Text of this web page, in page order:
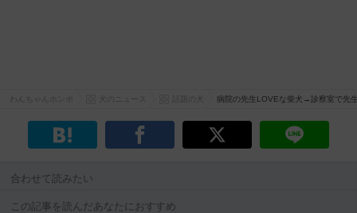
病院の先生LOVEな柴犬→診察室で先
合わせて読みたい
この記事を読んだあなたにおすすめ